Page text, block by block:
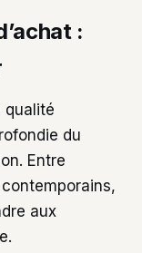
:
qualité
du
Entre
aux